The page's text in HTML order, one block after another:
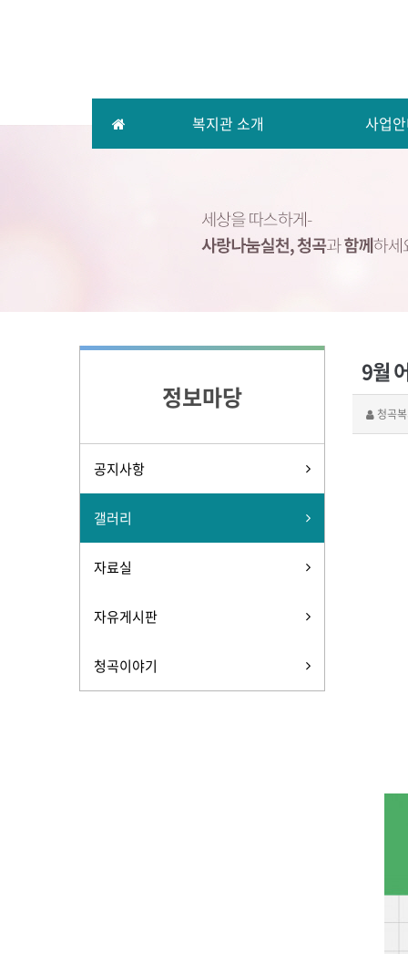
복지관 소개 사업
9월
청곡
정보마당
공지사항
갤러리
자료실
자유게시판
청곡이야기